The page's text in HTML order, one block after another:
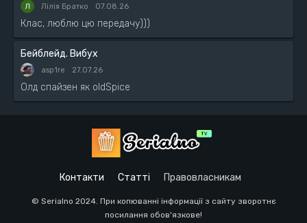
Лілія Братко 07.08.26
Клас, люблю цю передачу)))
Бейблейд. Вибух
asp1re 27.07.26
Олд спайзен як oldSpice
Контакти Статті Правовласникам
© Serialno 2024. При копюванні інформації з сайту зворотнє
посилання обов'язкове!